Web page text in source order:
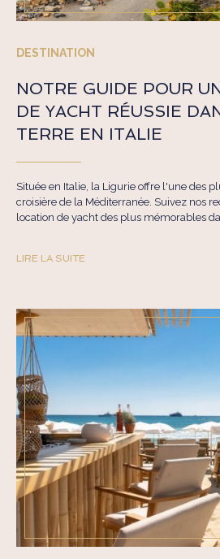
DESTINATION
NOTRE GUIDE POUR
DE YACHT RÉUSSIE
TERRE EN ITALIE
Située en Italie, la Ligurie offre l'une des
croisière de la Méditerranée. Suivez nos
location de yacht des plus mémorables
LIRE LA SUITE